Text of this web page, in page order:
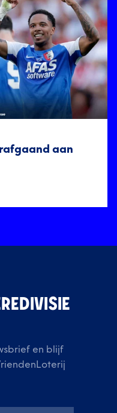
aan
en blijf